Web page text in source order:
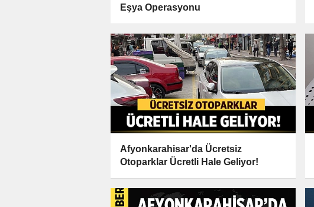
Eşya Operasyonu
Afyonkarahisar'da Ücretsiz
Otoparklar Ücretli Hale Geliyor!